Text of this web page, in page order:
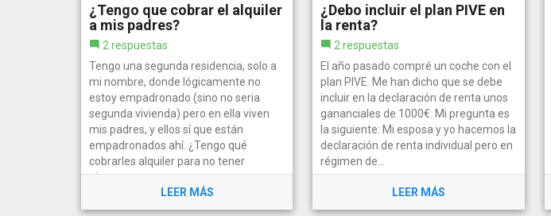
LEER MÁS
¿Tengo que cobrar el alquiler
a mis padres?
2 respuestas
Tengo una segunda residencia, solo a
mi nombre, donde lógicamente no
estoy empadronado (sino no seria
segunda vivienda) pero en ella viven
mis padres, y ellos sí que están
empadronados ahí. ¿Tengo qué
cobrarles alquiler para no tener
ninguno...
LEER MÁS
¿Debo incluir el plan PIVE en
la renta?
2 respuestas
El año pasado compré un coche con el
plan PIVE. Me han dicho que se debe
incluir en la declaración de renta unos
gananciales de 1000€. Mi pregunta es
la siguiente: Mi esposa y yo hacemos la
declaración de renta individual pero en
régimen de...